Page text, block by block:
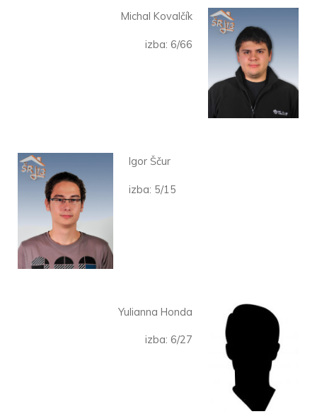
Michal Kovalčík
izba: 6/66
Igor Ščur
izba: 5/15
Yulianna Honda
izba: 6/27